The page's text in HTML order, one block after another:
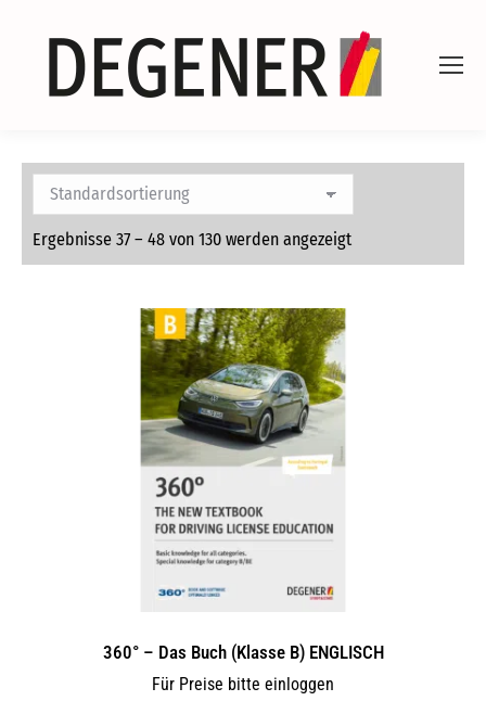
Ergebnisse 37 – 48 von 130 werden angezeigt
360° – Das Buch (Klasse B) ENGLISCH
Für Preise bitte einloggen